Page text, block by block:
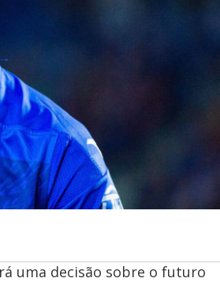
uma decisão sobre o futuro